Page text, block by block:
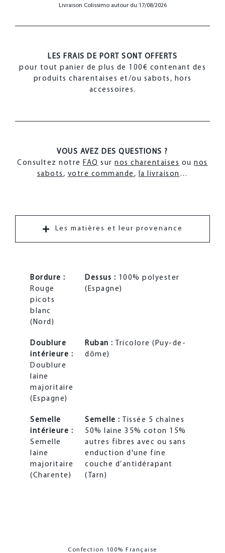
Les matières et leur provenance
Bordure :
Rouge
picots
blanc
(Nord)
Dessus : 100% polyester
(Espagne)
Doublure
intérieure :
Doublure
laine
majoritaire
(Espagne)
Ruban : Tricolore (Puy-de-
dôme)
Semelle
intérieure :
Semelle
laine
majoritaire
(Charente)
Semelle : Tissée 5 chaînes
50% laine 35% coton 15%
autres fibres avec ou sans
enduction d'une fine
couche d’antidérapant
(Tarn)
Confection 100% Française
Livraison Colissimo autour du 17/08/2026
LES FRAIS DE PORT SONT OFFERTS
pour tout panier de plus de 100€ contenant des
produits charentaises et/ou sabots, hors
accessoires.
VOUS AVEZ DES QUESTIONS ?
Consultez notreFAQ surnos charentaises ounos
sabots , votre commande , la livraison …